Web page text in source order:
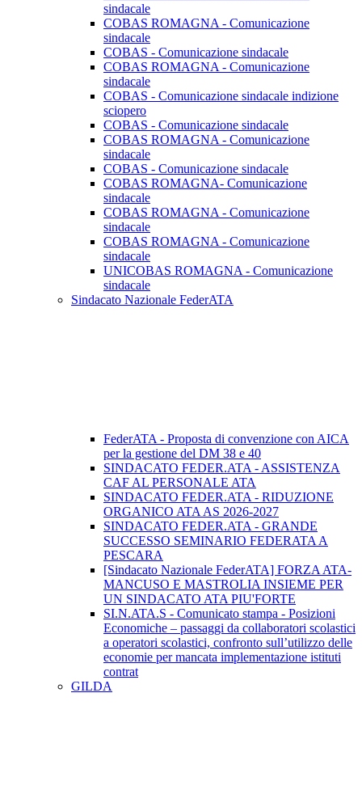
sindacale
COBAS ROMAGNA - Comunicazione
sindacale
COBAS - Comunicazione sindacale
COBAS ROMAGNA - Comunicazione
sindacale
COBAS - Comunicazione sindacale indizione
sciopero
COBAS - Comunicazione sindacale
COBAS ROMAGNA - Comunicazione
sindacale
COBAS - Comunicazione sindacale
COBAS ROMAGNA- Comunicazione
sindacale
COBAS ROMAGNA - Comunicazione
sindacale
COBAS ROMAGNA - Comunicazione
sindacale
UNICOBAS ROMAGNA - Comunicazione
sindacale
Sindacato Nazionale FederATA
FederATA - Proposta di convenzione con AICA
per la gestione del DM 38 e 40
SINDACATO FEDER.ATA - ASSISTENZA
CAF AL PERSONALE ATA
SINDACATO FEDER.ATA - RIDUZIONE
ORGANICO ATA AS 2026-2027
SINDACATO FEDER.ATA - GRANDE
SUCCESSO SEMINARIO FEDERATA A
PESCARA
[Sindacato Nazionale FederATA] FORZA ATA-
MANCUSO E MASTROLIA INSIEME PER
UN SINDACATO ATA PIU'FORTE
SI.N.ATA.S - Comunicato stampa - Posizioni
Economiche – passaggi da collaboratori scolastici
a operatori scolastici, confronto sull’utilizzo delle
economie per mancata implementazione istituti
contrat
GILDA